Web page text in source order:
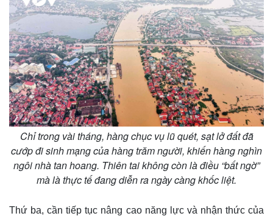
Chỉ trong vài tháng, hàng chục vụ lũ quét, sạt lở đất đã
cướp đi sinh mạng của hàng trăm người, khiến hàng nghìn
ngôi nhà tan hoang. Thiên tai không còn là điều “bất ngờ”
mà là thực tế đang diễn ra ngày càng khốc liệt.
Thứ ba, cần tiếp tục nâng cao năng lực và nhận thức của